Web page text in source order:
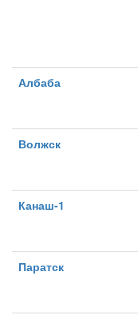
Албаба
Волжск
Канаш-1
Паратск